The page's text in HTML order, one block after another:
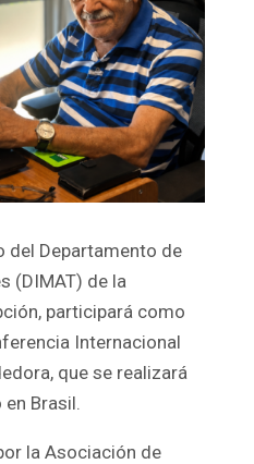
del Departamento de
(DIMAT) de la
participará como
Internacional
que se realizará
Brasil.
la Asociación de